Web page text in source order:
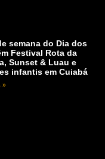
semana do Dia dos
Festival Rota da
Sunset & Luau e
infantis em Cuiabá
»